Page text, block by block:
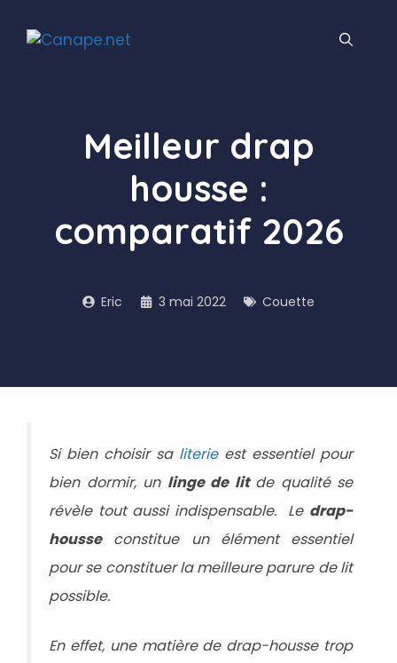
Meilleur drap
housse :
comparatif 2026
Eric 3 mai 2022 Couette
Si bien choisir sa literieest essentiel pour
bien dormir, un linge de litde qualité se
révèle tout aussi indispensable. Le drap-
housseconstitue un élément essentiel
pour se constituer la meilleure parure de lit
possible.
En effet, une matière de drap-housse trop